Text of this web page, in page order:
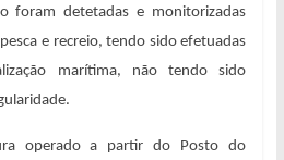
foram detetadas e monitorizadas
e recreio, tendo sido efetuadas
marítima, não tendo sido
operado a partir do Posto do